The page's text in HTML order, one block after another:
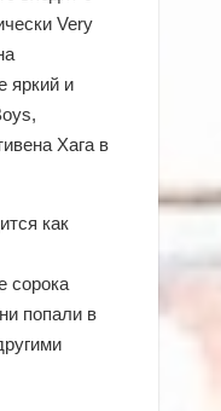
Very
яркий и
Хага в
как
сорока
попали в